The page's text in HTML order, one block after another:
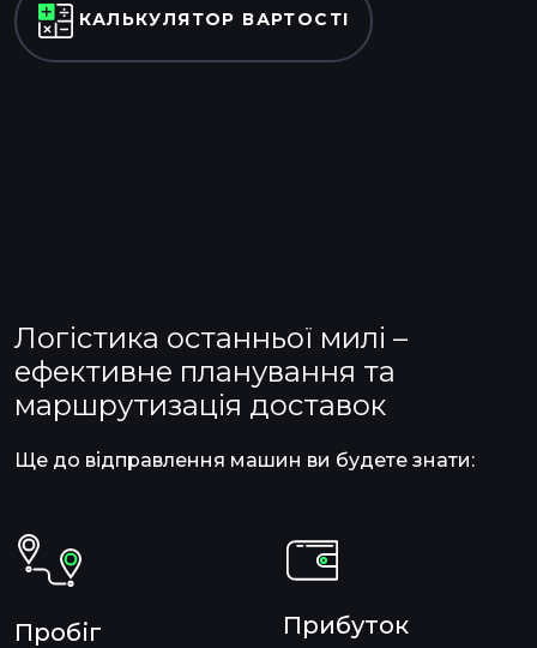
КАЛЬКУЛЯТОР ВАРТОСТІ
Логістика останньої милі –
ефективне планування та
маршрутизація доставок
Ще до відправлення машин ви будете знати:
Пробіг Прибуток